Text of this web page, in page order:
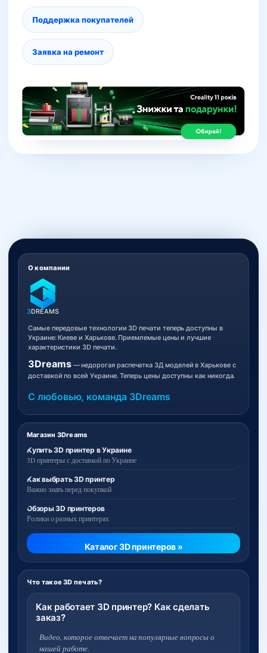
Поддержка покупателей
Заявка на ремонт
Магазин 3Dreams
Купить 3D принтер в Украине
3D принтеры с доставкой по Украине
Как выбрать 3D принтер
Важно знать перед покупкой
Обзоры 3D принтеров
Ролики о разных принтерах
Каталог 3D принтеров »
Что такое 3D печать?
Как работает 3D принтер? Как сделать
заказ?
Видео, которое отвечает на популярные вопросы о
нашей работе.
О компании
3DREAMS
Самые передовые технологии 3D печати теперь доступны в
Украине: Киеве и Харькове. Приемлемые цены и лучшие
характеристики 3D печати.
3Dreams— недорогая распечатка 3Д моделей в Харькове с
доставкой по всей Украине. Теперь цены доступны как никогда.
С любовью, команда 3Dreams